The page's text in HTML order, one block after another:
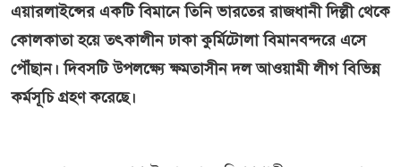
এয়ারলাইন্সের একটি বিমানে তিনি ভারতের রাজধানী দিল্লী থেকে
কোলকাতা হয়ে তৎকালীন ঢাকা কুর্মিটোলা বিমানবন্দরে এসে
পৌঁছান। দিবসটি উপলক্ষ্যে ক্ষমতাসীন দল আওয়ামী লীগ বিভিন্ন
কর্মসূচি গ্রহণ করেছে।